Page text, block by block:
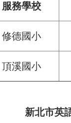
服務學校
修德國小
頂溪國小
新北市英